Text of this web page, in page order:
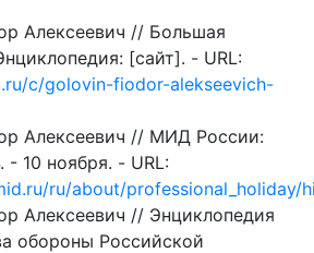
Алексеевич // Большая
[сайт]. - URL:
c/golovin-fiodor-alekseevich-
Алексеевич // МИД России:
- 10 ноября. - URL:
ru/about/professional_holiday/
Алексеевич // Энциклопедия
обороны Российской